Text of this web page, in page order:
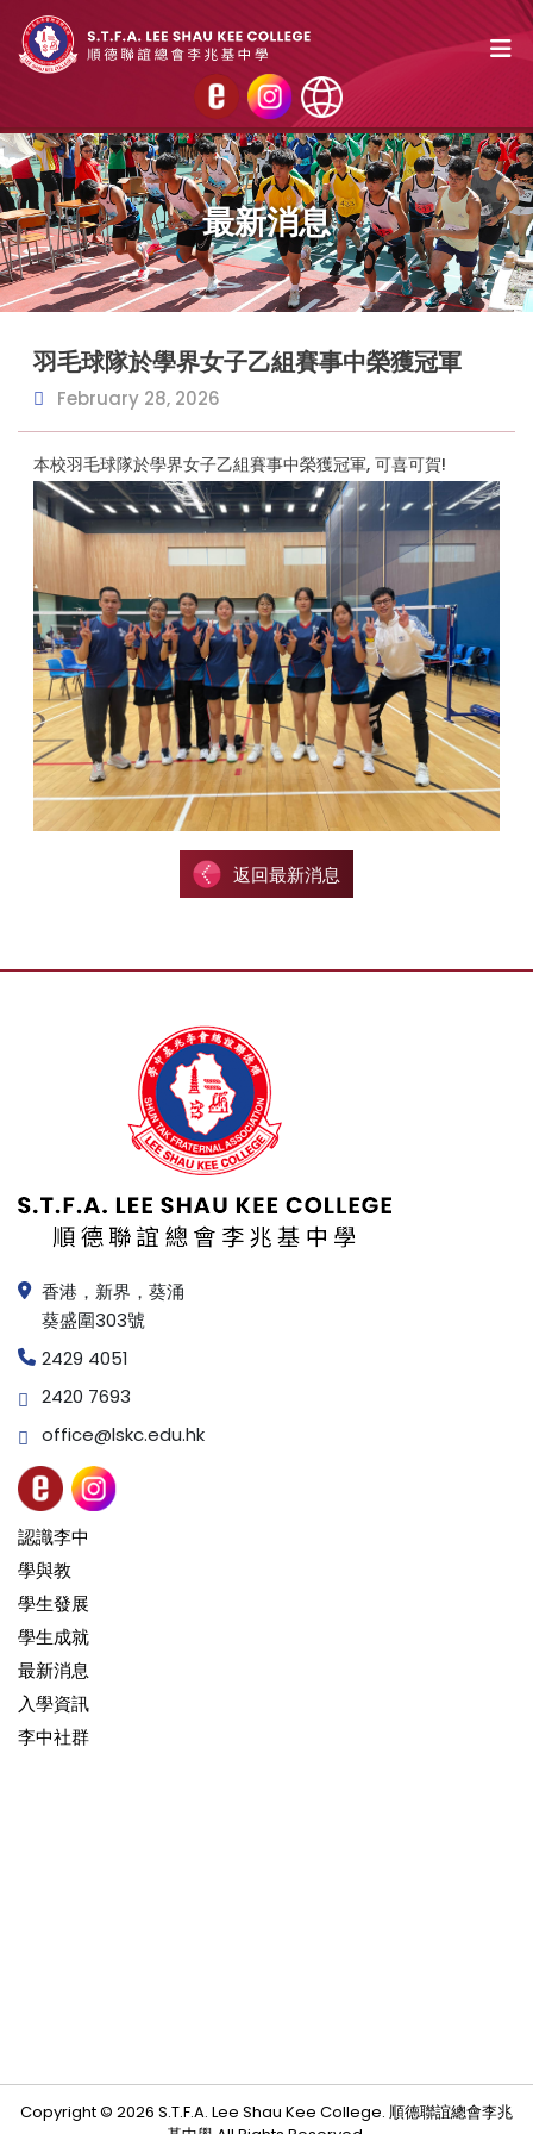
最新消息
羽毛球隊於學界女子乙組賽事中榮獲冠軍
February 28, 2026
本校羽毛球隊於學界女子乙組賽事中榮獲冠軍, 可喜可賀!
返回最新消息
香港，新界，葵涌
葵盛圍303號
2429 4051
2420 7693
office@lskc.edu.hk
認識李中
學與教
學生發展
學生成就
最新消息
入學資訊
李中社群
Copyright © 2026 S.T.F.A. Lee Shau Kee College. 順德聯誼總會李兆